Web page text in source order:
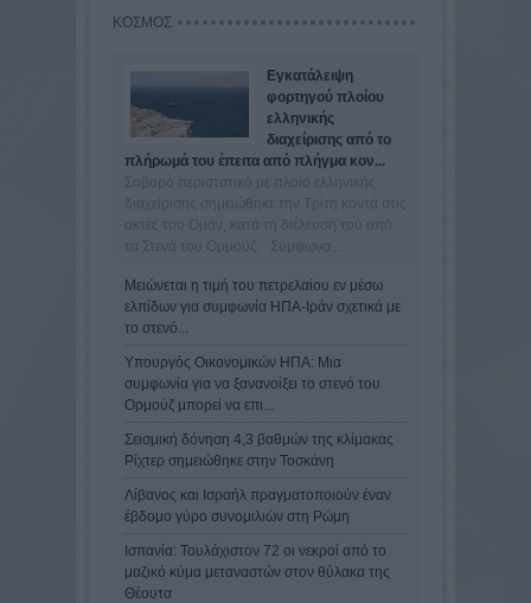
ΚΟΣΜΟΣ
Εγκατάλειψη
φορτηγού πλοίου
ελληνικής
διαχείρισης από το
πλήρωμά του έπειτα από πλήγμα κον...
Σοβαρό περιστατικό με πλοίο ελληνικής
διαχείρισης σημειώθηκε την Τρίτη κοντά στις
ακτές του Ομάν, κατά τη διέλευσή του από
τα Στενά του Ορμούζ. Σύμφωνα...
Μειώνεται η τιμή του πετρελαίου εν μέσω
ελπίδων για συμφωνία ΗΠΑ-Ιράν σχετικά με
το στενό...
Υπουργός Οικονομικών ΗΠΑ: Μια
συμφωνία για να ξανανοίξει το στενό του
Ορμούζ μπορεί να επι...
Σεισμική δόνηση 4,3 βαθμών της κλίμακας
Ρίχτερ σημειώθηκε στην Τοσκάνη
Λίβανος και Ισραήλ πραγματοποιούν έναν
έβδομο γύρο συνομιλιών στη Ρώμη
Ισπανία: Τουλάχιστον 72 οι νεκροί από το
μαζικό κύμα μεταναστών στον θύλακα της
Θέουτα